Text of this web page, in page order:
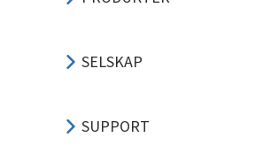
SELSKAP
SUPPORT